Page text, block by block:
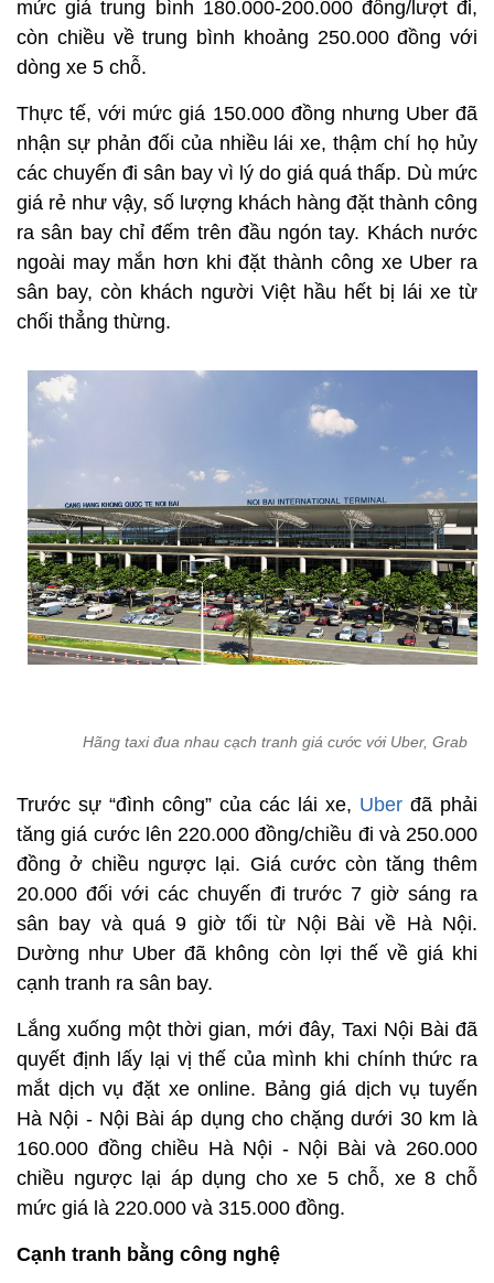
mức giá trung bình 180.000-200.000 đồng/lượt đi,
còn chiều về trung bình khoảng 250.000 đồng với
dòng xe 5 chỗ.
Thực tế, với mức giá 150.000 đồng nhưng Uber đã
nhận sự phản đối của nhiều lái xe, thậm chí họ hủy
các chuyến đi sân bay vì lý do giá quá thấp. Dù mức
giá rẻ như vậy, số lượng khách hàng đặt thành công
ra sân bay chỉ đếm trên đầu ngón tay. Khách nước
ngoài may mắn hơn khi đặt thành công xe Uber ra
sân bay, còn khách người Việt hầu hết bị lái xe từ
chối thẳng thừng.
Hãng taxi đua nhau cạch tranh giá cước với Uber, Grab
Trước sự “đình công” của các lái xe, Uber đã phải
tăng giá cước lên 220.000 đồng/chiều đi và 250.000
đồng ở chiều ngược lại. Giá cước còn tăng thêm
20.000 đối với các chuyến đi trước 7 giờ sáng ra
sân bay và quá 9 giờ tối từ Nội Bài về Hà Nội.
Dường như Uber đã không còn lợi thế về giá khi
cạnh tranh ra sân bay.
Lắng xuống một thời gian, mới đây, Taxi Nội Bài đã
quyết định lấy lại vị thế của mình khi chính thức ra
mắt dịch vụ đặt xe online. Bảng giá dịch vụ tuyến
Hà Nội - Nội Bài áp dụng cho chặng dưới 30 km là
160.000 đồng chiều Hà Nội - Nội Bài và 260.000
chiều ngược lại áp dụng cho xe 5 chỗ, xe 8 chỗ
mức giá là 220.000 và 315.000 đồng.
Cạnh tranh bằng công nghệ